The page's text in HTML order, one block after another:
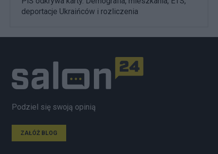
deportacje Ukraińców i rozliczenia
Podziel się swoją opinią
ZAŁÓŻ BLOG